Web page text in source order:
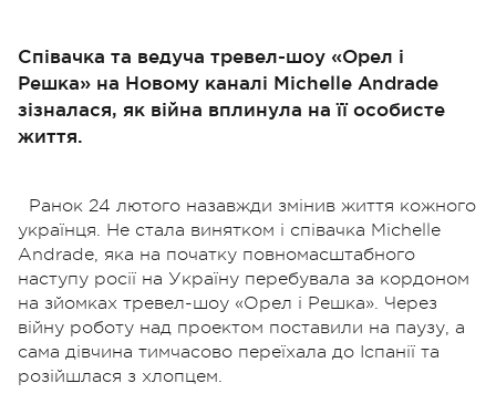
Співачка та ведуча тревел-шоу «Орел і
Решка» на Новому каналі Michelle Andrade
зізналася, як війна вплинула на її особисте
життя.
Ранок 24 лютого назавжди змінив життя кожного
українця. Не стала винятком і співачка Michelle
Andrade, яка на початку повномасштабного
наступу росії на Україну перебувала за кордоном
на зйомках тревел-шоу «Орел і Решка». Через
війну роботу над проектом поставили на паузу, а
сама дівчина тимчасово переїхала до Іспанії та
розійшлася з хлопцем.